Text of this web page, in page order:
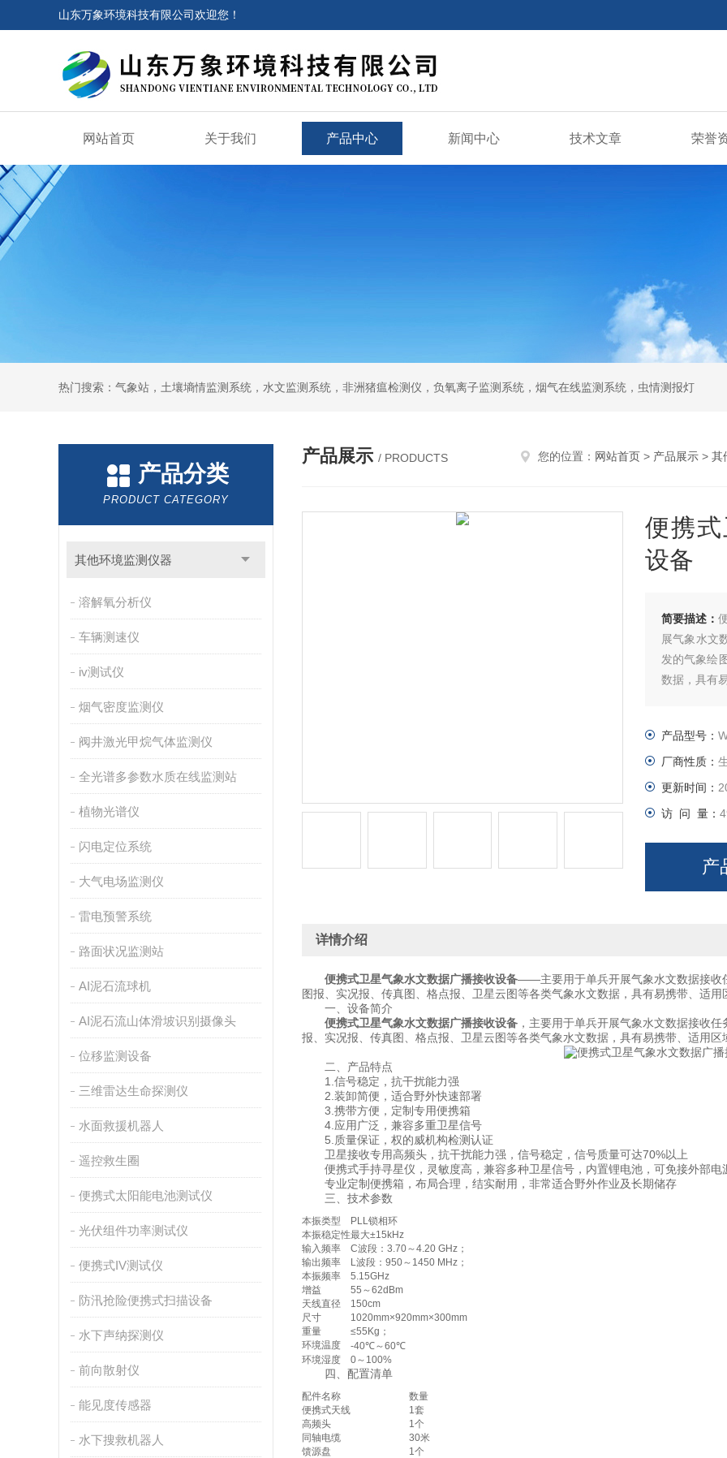
山东万象环境科技有限公司欢迎您！
网站首页 关于我们 产品中心 新闻中心 技术文章 荣誉
热门搜索：气象站，土壤墒情监测系统，水文监测系统，非洲猪瘟检测仪，负氧离子监测系统，烟气在线监测系统，虫情测报灯
产品分类
PRODUCT CATEGORY
其他环境监测仪器
溶解氧分析仪
车辆测速仪
iv测试仪
烟气密度监测仪
阀井激光甲烷气体监测仪
全光谱多参数水质在线监测站
植物光谱仪
闪电定位系统
大气电场监测仪
雷电预警系统
路面状况监测站
AI泥石流球机
AI泥石流山体滑坡识别摄像头
位移监测设备
三维雷达生命探测仪
水面救援机器人
遥控救生圈
便携式太阳能电池测试仪
光伏组件功率测试仪
便携式IV测试仪
防汛抢险便携式扫描设备
水下声纳探测仪
前向散射仪
能见度传感器
水下搜救机器人
产品展示 / PRODUCTS 您的位置： 网站首页 > 产品展示 > 其
便携
设备
简要描述：
展气象水文
发的气象绘
数据，具有
产品型号：
厂商性质：
更新时间：
访 问 量：
产
详情介绍
便携式卫星气象水文数据广播接收设备——主要用于单兵开展气象水文数据接收
图报、实况报、传真图、格点报、卫星云图等各类气象水文数据，具有易携带、适用
一、设备简介
便携式卫星气象水文数据广播接收设备 ，主要用于单兵开展气象水文数据接收
报、实况报、传真图、格点报、卫星云图等各类气象水文数据，具有易携带、适用区
二、产品特点
1.信号稳定，抗干扰能力强
2.装卸简便，适合野外快速部署
3.携带方便，定制专用便携箱
4.应用广泛，兼容多重卫星信号
5.质量保证，权的威机构检测认证
卫星接收专用高频头，抗干扰能力强，信号稳定，信号质量可达70%以上
便携式手持寻星仪，灵敏度高，兼容多种卫星信号，内置锂电池，可免接外部电
专业定制便携箱，布局合理，结实耐用，非常适合野外作业及长期储存
三、技术参数
本振类型
PLL锁相环
本振稳定性最大±15kHz
输入频率
C波段：3.70～4.20 GHz；
输出频率
L波段：950～1450 MHz；
本振频率
5.15GHz
增益
55～62dBm
天线直径
150cm
尺寸
1020mm×920mm×300mm
重量
≤55Kg；
环境温度
-40℃～60℃
环境湿度
0～100%
四、配置清单
配件名称
数量
便携式天线
1套
高频头
1个
同轴电缆
30米
馈源盘
1个